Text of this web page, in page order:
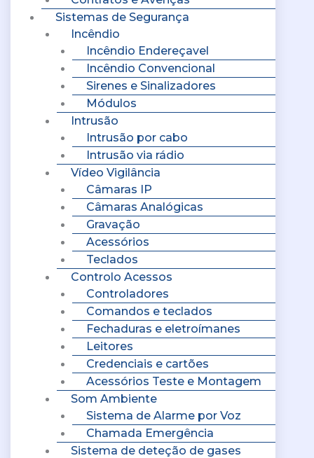
Sistemas de Segurança
Incêndio
Incêndio Endereçavel
Incêndio Convencional
Sirenes e Sinalizadores
Módulos
Intrusão
Intrusão por cabo
Intrusão via rádio
Vídeo Vigilância
Câmaras IP
Câmaras Analógicas
Gravação
Acessórios
Teclados
Controlo Acessos
Controladores
Comandos e teclados
Fechaduras e eletroímanes
Leitores
Credenciais e cartões
Acessórios Teste e Montagem
Som Ambiente
Sistema de Alarme por Voz
Chamada Emergência
Sistema de deteção de gases